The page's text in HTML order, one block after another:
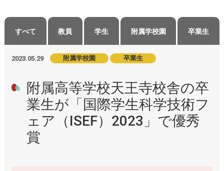
すべて 教員 学生 附属学校園 卒業生
2023.05.29 附属学校園 卒業生
附属高等学校天王寺校舎の卒
業生が「国際学生科学技術フ
ェア（ISEF）2023」で優秀
賞